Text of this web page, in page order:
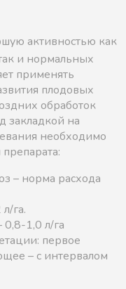
активностью как
и нормальных
применять
плодовых
обработок
закладкой на
необходимо
– норма расхода
га.
1,0 л/га
первое
– с интервалом